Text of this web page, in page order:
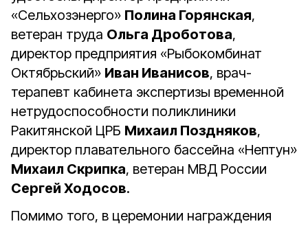
«Сельхозэнерго» Полина Горянская,
ветеран труда Ольга Дроботова,
директор предприятия «Рыбокомбинат
Октябрьский» Иван Иванисов, врач-
терапевт кабинета экспертизы временной
нетрудоспособности поликлиники
Ракитянской ЦРБ Михаил Поздняков,
директор плавательного бассейна «Нептун»
Михаил Скрипка, ветеран МВД России
Сергей Ходосов.
Помимо того, в церемонии награждения